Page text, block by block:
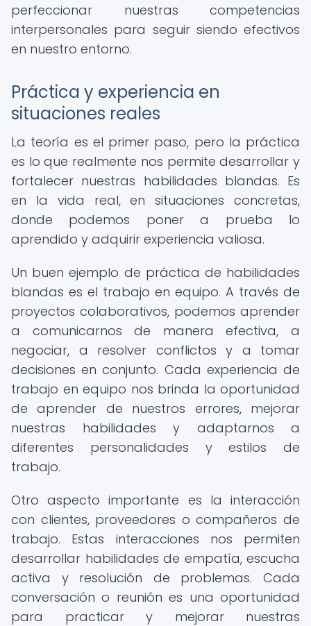
perfeccionar nuestras competencias
interpersonales para seguir siendo efectivos
en nuestro entorno.
Práctica y experiencia en
situaciones reales
La teoría es el primer paso, pero la práctica
es lo que realmente nos permite desarrollar y
fortalecer nuestras habilidades blandas. Es
en la vida real, en situaciones concretas,
donde podemos poner a prueba lo
aprendido y adquirir experiencia valiosa.
Un buen ejemplo de práctica de habilidades
blandas es el trabajo en equipo. A través de
proyectos colaborativos, podemos aprender
a comunicarnos de manera efectiva, a
negociar, a resolver conflictos y a tomar
decisiones en conjunto. Cada experiencia de
trabajo en equipo nos brinda la oportunidad
de aprender de nuestros errores, mejorar
nuestras habilidades y adaptarnos a
diferentes personalidades y estilos de
trabajo.
Otro aspecto importante es la interacción
con clientes, proveedores o compañeros de
trabajo. Estas interacciones nos permiten
desarrollar habilidades de empatía, escucha
activa y resolución de problemas. Cada
conversación o reunión es una oportunidad
para practicar y mejorar nuestras